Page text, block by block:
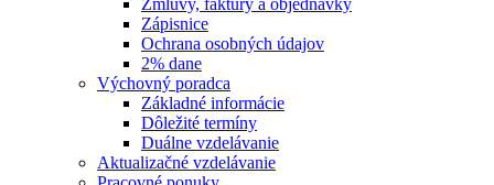
Zmluvy, faktúry a objednávky
Zápisnice
Ochrana osobných údajov
2% dane
Výchovný poradca
Základné informácie
Dôležité termíny
Duálne vzdelávanie
Aktualizačné vzdelávanie